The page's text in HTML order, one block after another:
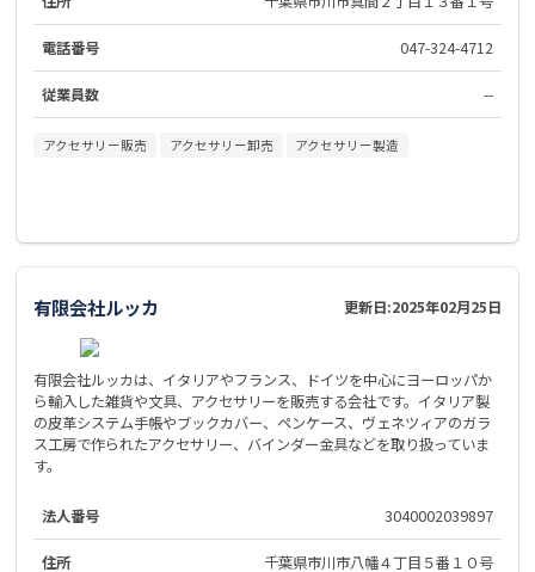
電話番号 047-324-4712
従業員数 --
アクセサリー販売 アクセサリー卸売 アクセサリー製造
有限会社ルッカ 更新日:2025年02月25日
有限会社ルッカは、イタリアやフランス、ドイツを中心にヨーロッパか
ら輸入した雑貨や文具、アクセサリーを販売する会社です。イタリア製
の皮革システム手帳やブックカバー、ペンケース、ヴェネツィアのガラ
ス工房で作られたアクセサリー、バインダー金具などを取り扱っていま
す。
法人番号 3040002039897
住所 千葉県市川市八幡４丁目５番１０号